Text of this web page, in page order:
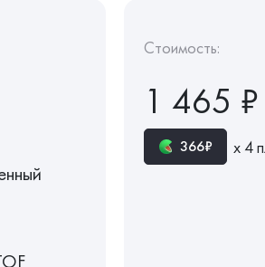
Стоимость:
1 465 ₽
366₽ х 4